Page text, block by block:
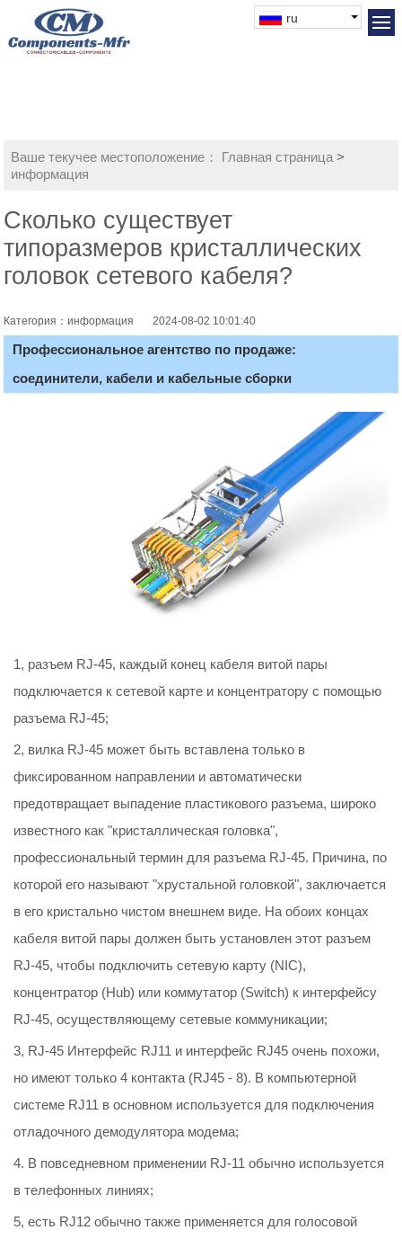
ru
Ваше текучее местоположение： Главная страница >
информация
Сколько существует
типоразмеров кристаллических
головок сетевого кабеля?
Категория：информация2024-08-02 10:01:40
Профессиональное агентство по продаже:
соединители, кабели и кабельные сборки
1, разъем RJ-45, каждый конец кабеля витой пары
подключается к сетевой карте и концентратору с помощью
разъема RJ-45;
2, вилка RJ-45 может быть вставлена только в
фиксированном направлении и автоматически
предотвращает выпадение пластикового разъема, широко
известного как "кристаллическая головка",
профессиональный термин для разъема RJ-45. Причина, по
которой его называют "хрустальной головкой", заключается
в его кристально чистом внешнем виде. На обоих концах
кабеля витой пары должен быть установлен этот разъем
RJ-45, чтобы подключить сетевую карту (NIC),
концентратор (Hub) или коммутатор (Switch) к интерфейсу
RJ-45, осуществляющему сетевые коммуникации;
3, RJ-45 Интерфейс RJ11 и интерфейс RJ45 очень похожи,
но имеют только 4 контакта (RJ45 - 8). В компьютерной
системе RJ11 в основном используется для подключения
отладочного демодулятора модема;
4. В повседневном применении RJ-11 обычно используется
в телефонных линиях;
5, есть RJ12 обычно также применяется для голосовой